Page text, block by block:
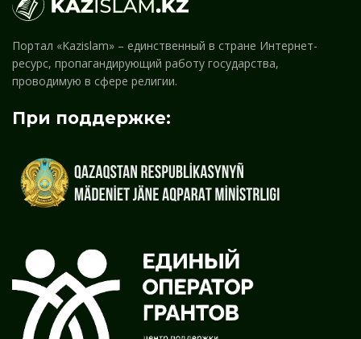
Портал «Kazislam» – единственный в стране Интернет-
ресурс, пропагандирующий работу государства,
проводимую в сфере религии.
При поддержке: